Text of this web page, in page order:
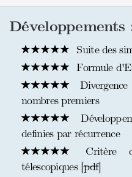
Développements
Suite des
Formule
nombres premiers
definies par récurrence
Critère
télescopiques [pdf]